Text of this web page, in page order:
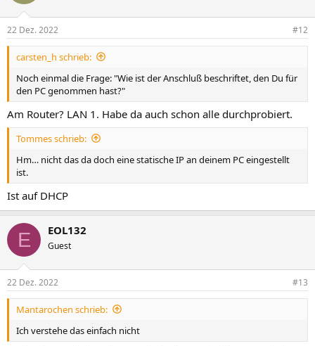
22 Dez. 2022 #12
carsten_h schrieb:
Noch einmal die Frage: "Wie ist der Anschluß beschriftet, den Du für
den PC genommen hast?"
Am Router? LAN 1. Habe da auch schon alle durchprobiert.
Tommes schrieb:
Hm… nicht das da doch eine statische IP an deinem PC eingestellt
ist.
Ist auf DHCP
E EOL132
Guest
22 Dez. 2022 #13
Mantarochen schrieb:
Ich verstehe das einfach nicht